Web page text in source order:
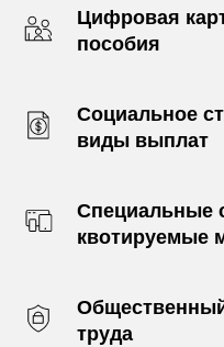
Цифровая
пособия
Социальное
виды выплат
Специальные
квотируемые
труда